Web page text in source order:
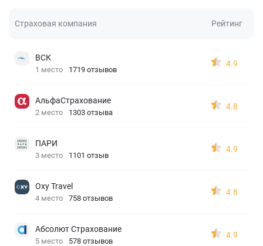
Страховая компания Рейтинг
ВСК
1 место 1719 отзывов
4.9
АльфаСтрахование
2 место 1303 отзыва
4.8
ПАРИ
3 место 1101 отзыв
4.9
Oxy Travel
4 место 758 отзывов
4.8
Абсолют Страхование
5 место 578 отзывов
4.9